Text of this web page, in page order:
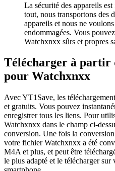
La sécurité des appareils
tout, nous transportons des
appareils et nous ne
endommagées. Vous
Watchxnxx sûrs et propres
Télécharger à partir
pour Watchxnxx
Avec YT1Save, les
et gratuits. Vous pouvez
enregistrer tous les liens. Pour
Watchxnxx dans le champ ci-
conversion. Une fois la
votre fichier Watchxnxx a été
M4A et plus, et peut être
le plus adapté et le télécharger sur